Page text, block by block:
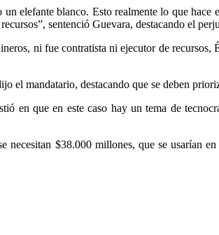
elefante blanco. Esto realmente lo que
sentenció Guevara, destacando el
ni fue contratista ni ejecutor de
mandatario, destacando que se deben
que en este caso hay un tema de
$38.000 millones, que se usarían